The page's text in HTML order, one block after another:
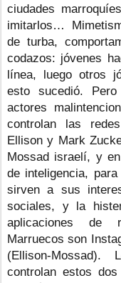
ciudades
imitarlos…
de turba,
codazos: jóvenes
línea, luego otros
esto sucedió.
actores
controlan las
Ellison y Mark
Mossad israelí, y
de inteligencia,
sirven a sus
sociales, y la
aplicaciones de
Marruecos son
(Ellison-Mossad).
controlan estos